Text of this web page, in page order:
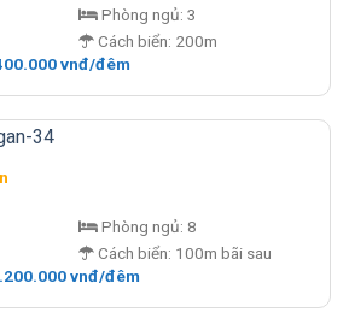
Phòng ngủ: 3
Cách biển: 200m
vnđ/đêmGiá
tại
1.400.000 vnđ/
Phòng ngủ: 8
Cách biển: 100m bãi sau
vnđ/đêmGiá
tại